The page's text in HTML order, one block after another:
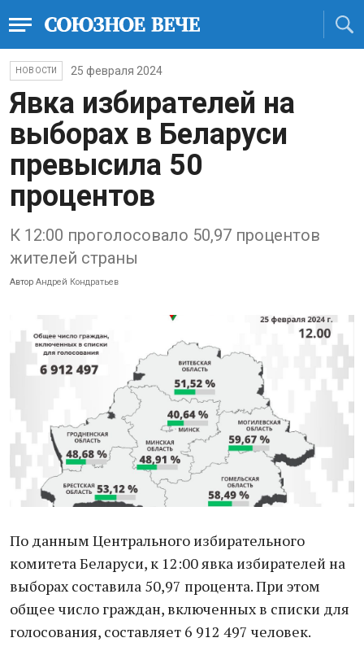
НОВОСТИ 25 февраля 2024
Явка избирателей на
выборах в Беларуси
превысила 50
процентов
К 12:00 проголосовало 50,97 процентов
жителей страны
Автор Андрей Кондратьев
По данным Центрального избирательного
комитета Беларуси, к 12:00 явка избирателей на
выборах составила 50,97 процента. При этом
общее число граждан, включенных в списки для
голосования, составляет 6 912 497 человек.